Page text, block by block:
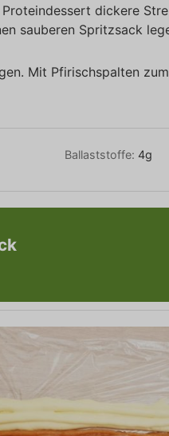
dickere
sauberen Spritzsack
Mit Pfirischspalten zum
Ballaststoffe: 4g